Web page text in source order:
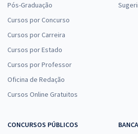
UFMA - Universidade Federal do
Específicos para Técnico de
Pós-Graduação
Cursos por Concurso
Cursos por Carreira
Cursos por Estado
Cursos por Professor
Oficina de Redação
Cursos Online Gratuitos
CONCURSOS PÚBLICOS